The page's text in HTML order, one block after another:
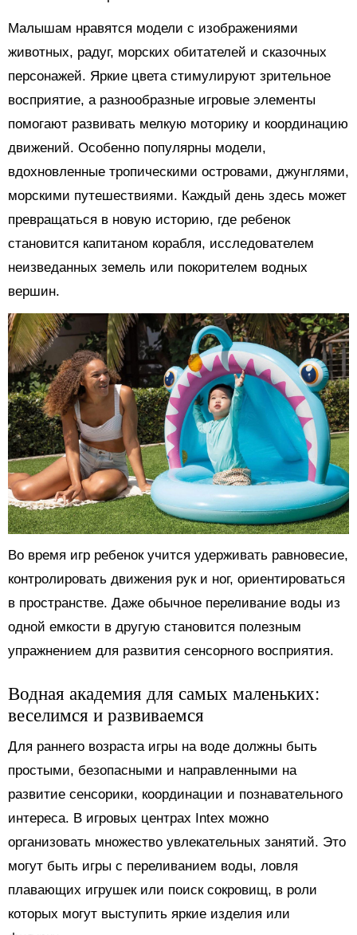
Малышам нравятся модели с изображениями
животных, радуг, морских обитателей и сказочных
персонажей. Яркие цвета стимулируют зрительное
восприятие, а разнообразные игровые элементы
помогают развивать мелкую моторику и координацию
движений. Особенно популярны модели,
вдохновленные тропическими островами, джунглями,
морскими путешествиями. Каждый день здесь может
превращаться в новую историю, где ребенок
становится капитаном корабля, исследователем
неизведанных земель или покорителем водных
вершин.
Во время игр ребенок учится удерживать равновесие,
контролировать движения рук и ног, ориентироваться
в пространстве. Даже обычное переливание воды из
одной емкости в другую становится полезным
упражнением для развития сенсорного восприятия.
Водная академия для самых маленьких:
веселимся и развиваемся
Для раннего возраста игры на воде должны быть
простыми, безопасными и направленными на
развитие сенсорики, координации и познавательного
интереса. В игровых центрах Intex можно
организовать множество увлекательных занятий. Это
могут быть игры с переливанием воды, ловля
плавающих игрушек или поиск сокровищ, в роли
которых могут выступить яркие изделия или